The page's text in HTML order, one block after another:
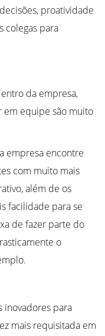
proatividade
colegas para
da empresa,
em equipe são muito
empresa encontre
com muito mais
além de os
facilidade para se
de fazer parte do
o
inovadores para
mais requisitada em